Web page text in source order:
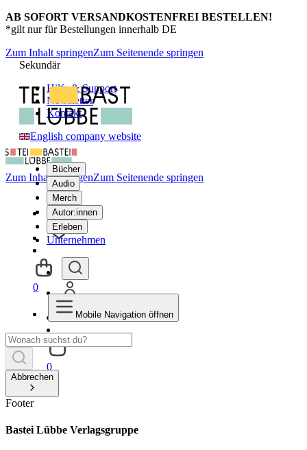
AB SOFORT VERSANDKOSTENFREI BESTELLEN!
*gilt nur für Bestellungen innerhalb DE
Zum Inhalt springenZum Seitenende springen
Sekundär
Hilfe & Support
Newsletter
Kontakt
English company website
Bücher
Audio
Merch
Autor:innen
Erleben
Unternehmen
0
Zum Inhalt springenZum Seitenende springen
0
Mobile Navigation öffnen
Abbrechen
Footer
Bastei Lübbe Verlagsgruppe